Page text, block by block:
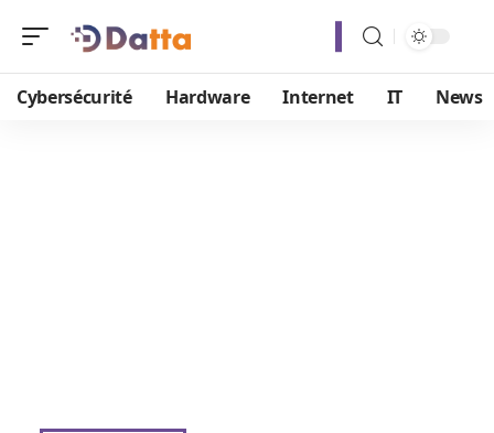
Cybersécurité Hardware Internet IT News